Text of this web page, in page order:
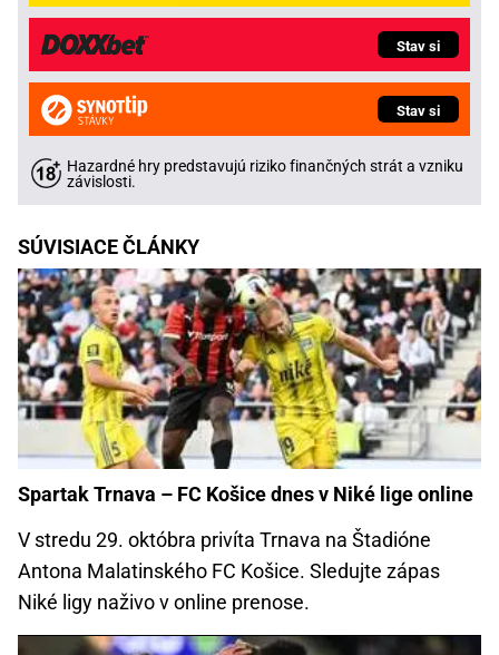
Stav si
Stav si
Hazardné hry predstavujú riziko finančných strát a vzniku
závislosti.
SÚVISIACE ČLÁNKY
Spartak Trnava – FC Košice dnes v Niké lige online
V stredu 29. októbra privíta Trnava na Štadióne
Antona Malatinského FC Košice. Sledujte zápas
Niké ligy naživo v online prenose.